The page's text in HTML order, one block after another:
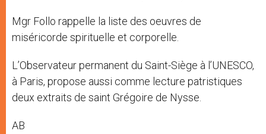
Mgr Follo rappelle la liste des oeuvres de
miséricorde spirituelle et corporelle.
L’Observateur permanent du Saint-Siège à l’UNESCO,
à Paris, propose aussi comme lecture patristiques
deux extraits de saint Grégoire de Nysse.
AB